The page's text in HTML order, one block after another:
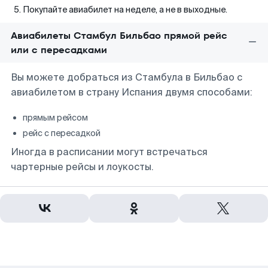
Покупайте авиабилет на неделе, а не в выходные.
Авиабилеты Стамбул Бильбао прямой рейс
или с пересадками
Вы можете добраться из Стамбула в Бильбао с
авиабилетом в страну Испания двумя способами:
прямым рейсом
рейс с пересадкой
Иногда в расписании могут встречаться
чартерные рейсы и лоукосты.